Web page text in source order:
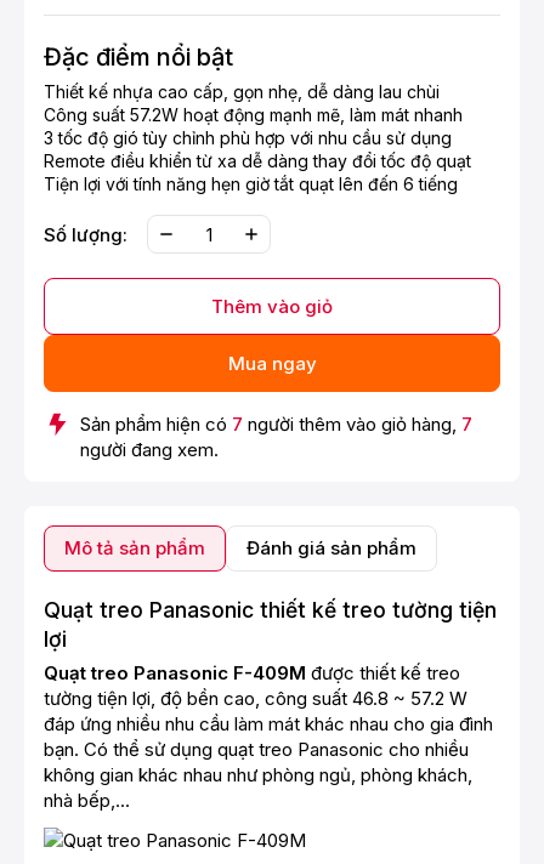
Đặc điểm nổi bật
Thiết kế nhựa cao cấp, gọn nhẹ, dễ dàng lau chùi
Công suất 57.2W hoạt động mạnh mẽ, làm mát nhanh
3 tốc độ gió tùy chỉnh phù hợp với nhu cầu sử dụng
Remote điều khiển từ xa dễ dàng thay đổi tốc độ quạt
Tiện lợi với tính năng hẹn giờ tắt quạt lên đến 6 tiếng
Số lượng:
Thêm vào giỏ
Mua ngay
Sản phẩm hiện có 7 người thêm vào giỏ hàng, 7
người đang xem.
Mô tả sản phẩm Đánh giá sản phẩm
Quạt treo Panasonic thiết kế treo tường tiện
lợi
Quạt treo Panasonic F-409M được thiết kế treo
tường tiện lợi, độ bền cao, công suất 46.8 ~ 57.2 W
đáp ứng nhiều nhu cầu làm mát khác nhau cho gia đình
bạn. Có thể sử dụng quạt treo Panasonic cho nhiều
không gian khác nhau như phòng ngủ, phòng khách,
nhà bếp,...